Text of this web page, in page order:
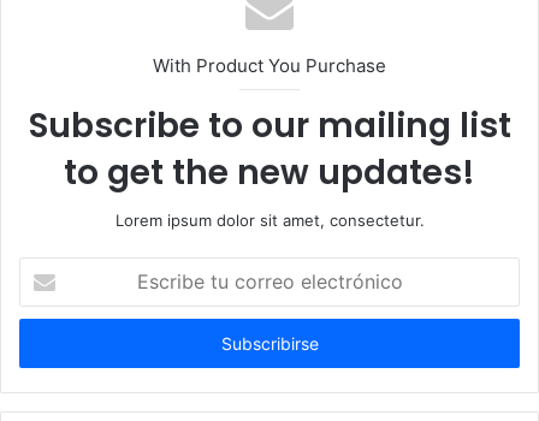
With Product You Purchase
Subscribe to our mailing list
to get the new updates!
Lorem ipsum dolor sit amet, consectetur.
correo